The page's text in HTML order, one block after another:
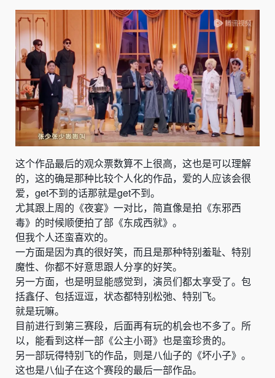
这个作品最后的观众票数算不上很高，这也是可以理解
的，这的确是那种比较个人化的作品，爱的人应该会很
爱，get不到的话那就是get不到。
尤其跟上周的《夜宴》一对比，简直像是拍《东邪西
毒》的时候顺便拍了部《东成西就》。
但我个人还蛮喜欢的。
一方面是因为真的很好笑，而且是那种特别羞耻、特别
魔性、你都不好意思跟人分享的好笑。
另一方面，也是明显能感觉到，演员们都太享受了。包
括鑫仔、包括逗逗，状态都特别松弛、特别飞。
就是玩嘛。
目前进行到第三赛段，后面再有玩的机会也不多了。所
以，能看到这样一部《公主小哥》也是蛮珍贵的。
另一部玩得特别飞的作品，则是八仙子的《坏小子》。
这也是八仙子在这个赛段的最后一部作品。